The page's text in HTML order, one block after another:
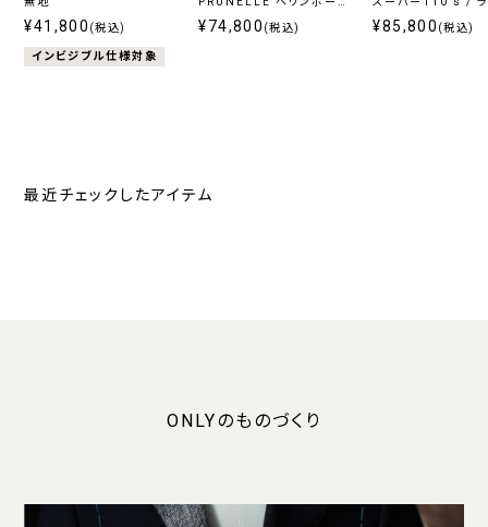
¥41,800 (税込)
インビジブル仕様対象
グレー
¥74,800 (税込)
レー
¥85,800 (税込)
最近チェックしたアイテム
ONLYのものづくり